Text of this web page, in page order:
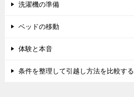
洗濯機の準備
ベッドの移動
体験と本音
条件を整理して引越し方法を比較する